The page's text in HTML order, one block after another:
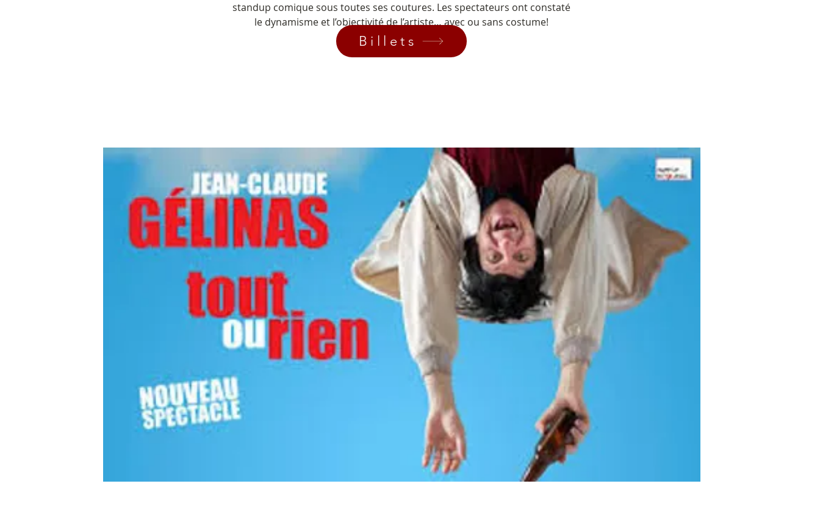
standup comique sous toutes ses coutures. Les spectateurs ont constaté
le dynamisme et l’objectivité de l’artiste… avec ou sans costume!
Billets